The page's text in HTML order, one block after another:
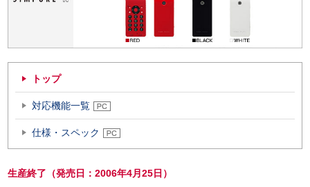
トップ
対応機能一覧
仕様・スペック
生産終了（発売日：2006年4月25日）